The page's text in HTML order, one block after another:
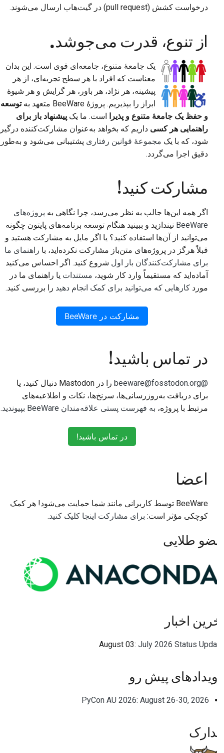
درخواست کشش (pull request) در گیت‌هاب ارسال می‌شوند.
از تنوع، قدرت می‌جوشد.
یک جامعهٔ متنوع، جامعه‌ای قوی است. این بدان
معناست که افراد با هر سطح تجربه‌ای، از هر
پیشینه، هر نژاد، هر باور، هر گرایش و هر شیوهٔ
ابراز را بپذیریم. پروژهٔ BeeWare متعهد به
توسعه
و حفظ یک جامعهٔ متنوع و پذیرا است. ما یک پیشنهاد باز برای
راهنمایی هر کسی داریم که بخواهد به‌عنوان مشارکت‌کننده درگیر
شود، که با یک مجموعهٔ قوانین رفتاری پشتیبانی می‌شود و به‌طور
دقیق اجرا می‌گردد.
مشارکت کنید!
اگر همه این‌ها جالب به نظر می‌رسد، چرا نگاهی به پروژه‌های
BeeWare نیندازید و ببینید هنگام توسعه برنامه‌های پایتون چگونه
می‌توانید از آن‌ها استفاده کنید؟ یا اگر مایل به مشارکت هستید و
قبلاً هرگز در پروژه‌های متن‌باز مشارکت نکرده‌اید، با راهنمای ما
برای مشارکت‌کنندگان بار اول شروع کنید. اگر احساس می‌کنید
آماده‌اید که مستقیماً وارد کار شوید، مستندات یا راهنمای ما در
مورد کارهایی که می‌توانید برای کمک انجام دهید را بررسی کنید.
مشارکت در BeeWare
در تماس باشید!
@beeware@fosstodon.org
را در Mastodon دنبال کنید، یا
برای دریافت به‌روزرسانی‌ها، سرنخ‌ها، نکات و اطلاعیه‌های
مرتبط با پروژه، به فهرست پستی علاقه‌مندان BeeWare بپیوندید .
در تماس باشید!
اعضا
BeeWare توسط کاربرانی مانند شما حمایت می‌شود! هر کمک
کوچکی مؤثر است: برای مشارکت اینجا کلیک کنید.
عضو طلایی
آخرین اخبار
August 03: July 2026 Status Update
رویدادهای پیش رو
PyCon AU 2026: August 26-30, 2026
مدارک